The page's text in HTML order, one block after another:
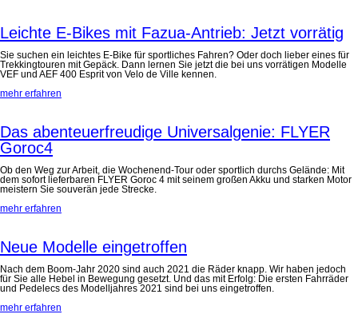
Leichte E-Bikes mit Fazua-Antrieb: Jetzt vorrätig
Sie suchen ein leichtes E-Bike für sportliches Fahren? Oder doch lieber eines für
Trekkingtouren mit Gepäck. Dann lernen Sie jetzt die bei uns vorrätigen Modelle
VEF und AEF 400 Esprit von Velo de Ville kennen.
mehr erfahren
Das abenteuerfreudige Universalgenie: FLYER
Goroc4
Ob den Weg zur Arbeit, die Wochenend-Tour oder sportlich durchs Gelände: Mit
dem sofort lieferbaren FLYER Goroc 4 mit seinem großen Akku und starken Motor
meistern Sie souverän jede Strecke.
mehr erfahren
Neue Modelle eingetroffen
Nach dem Boom-Jahr 2020 sind auch 2021 die Räder knapp. Wir haben jedoch
für Sie alle Hebel in Bewegung gesetzt. Und das mit Erfolg: Die ersten Fahrräder
und Pedelecs des Modelljahres 2021 sind bei uns eingetroffen.
mehr erfahren